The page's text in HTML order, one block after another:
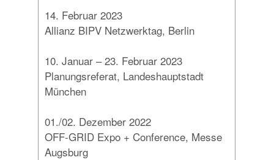
14. Februar 2023
Allianz BIPV Netzwerktag, Berlin
10. Januar – 23. Februar 2023
Planungsreferat, Landeshauptstadt
München
01./02. Dezember 2022
OFF-GRID Expo + Conference, Messe
Augsburg